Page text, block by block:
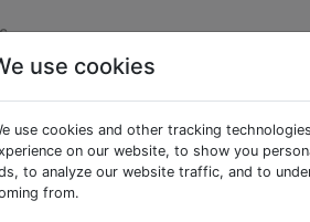
pour composer, et dans de
que l'appareil photo reflex à
use cookies
use cookies and other tracking
on our website, to show you
to analyze our website traffic, and to
from.